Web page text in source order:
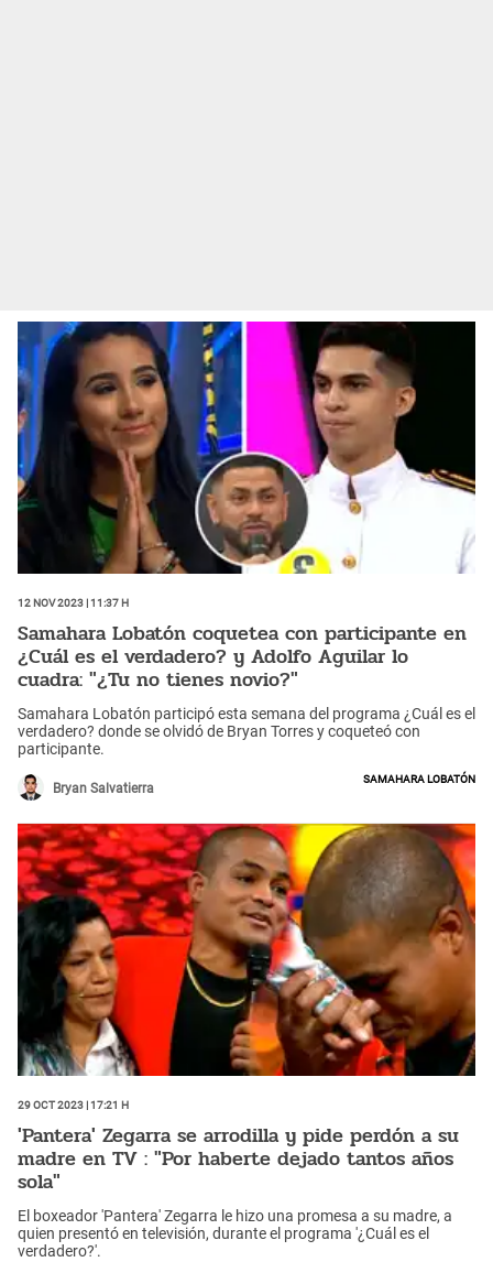
12 Nov 2023 | 11:37 h
Samahara Lobatón coquetea con participante en
¿Cuál es el verdadero? y Adolfo Aguilar lo
cuadra: "¿Tu no tienes novio?"
Samahara Lobatón participó esta semana del programa ¿Cuál es el
verdadero? donde se olvidó de Bryan Torres y coqueteó con
participante.
Bryan Salvatierra
Samahara Lobatón
29 Oct 2023 | 17:21 h
'Pantera' Zegarra se arrodilla y pide perdón a su
madre en TV : "Por haberte dejado tantos años
sola"
El boxeador 'Pantera' Zegarra le hizo una promesa a su madre, a
quien presentó en televisión, durante el programa '¿Cuál es el
verdadero?'.